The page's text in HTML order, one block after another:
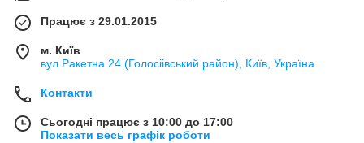
Працює з 29.01.2015
м. Київ
вул.Ракетна 24 (Голосіівський район), Київ, Україна
Контакти
Сьогодні працює з 10:00 до 17:00
Показати весь графік роботи